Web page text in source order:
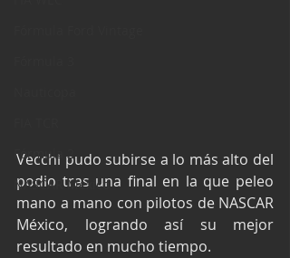
Fórmula 2
NASCAR México
Vecchi pudo subirse a lo más alto del
podio tras una final en la que peleo
mano a mano con pilotos de NASCAR
México, logrando así su mejor
resultado en mucho tiempo.